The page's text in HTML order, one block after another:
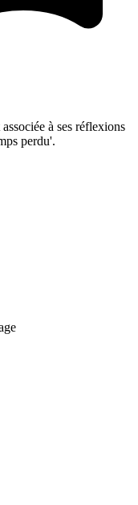
à ses réflexions
perdu'.